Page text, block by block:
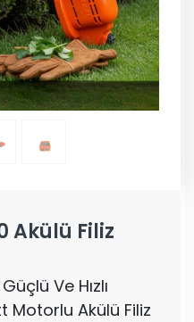
Akülü Filiz
Ve Hızlı
Motorlu Akülü Filiz